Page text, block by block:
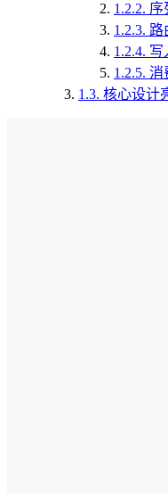
1.2.2. 序
1.2.3. 路
1.2.4. 写
1.2.5. 消
1.3. 核心设计